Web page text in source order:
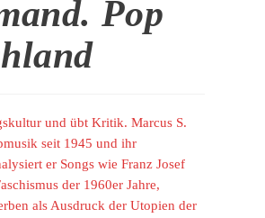
Pop
und übt Kritik. Marcus S.
seit 1945 und ihr
er Songs wie Franz Josef
der 1960er Jahre,
als Ausdruck der Utopien der